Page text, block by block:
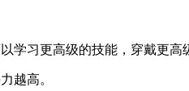
学习更高级的技能，穿戴更高
越高。